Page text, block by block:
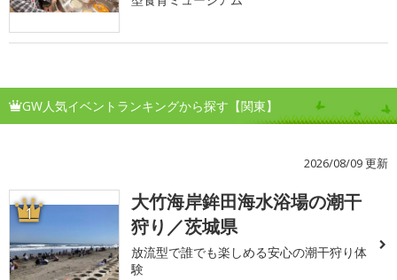
GW人気イベントランキングから探す【関東】
2026/08/09 更新
1
大竹海岸鉾田海水浴場の潮干
狩り／茨城県
放流型で誰でも楽しめる安心の潮干狩り体
験